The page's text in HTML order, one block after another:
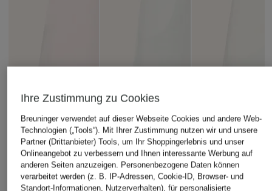
Ihre Zustimmung zu Cookies
Breuninger verwendet auf dieser Webseite Cookies und andere Web-
Technologien („Tools“). Mit Ihrer Zustimmung nutzen wir und unsere
Partner (Drittanbieter) Tools, um Ihr Shoppingerlebnis und unser
Onlineangebot zu verbessern und Ihnen interessante Werbung auf
anderen Seiten anzuzeigen. Personenbezogene Daten können
verarbeitet werden (z. B. IP-Adressen, Cookie-ID, Browser- und
Standort-Informationen, Nutzerverhalten), für personalisierte